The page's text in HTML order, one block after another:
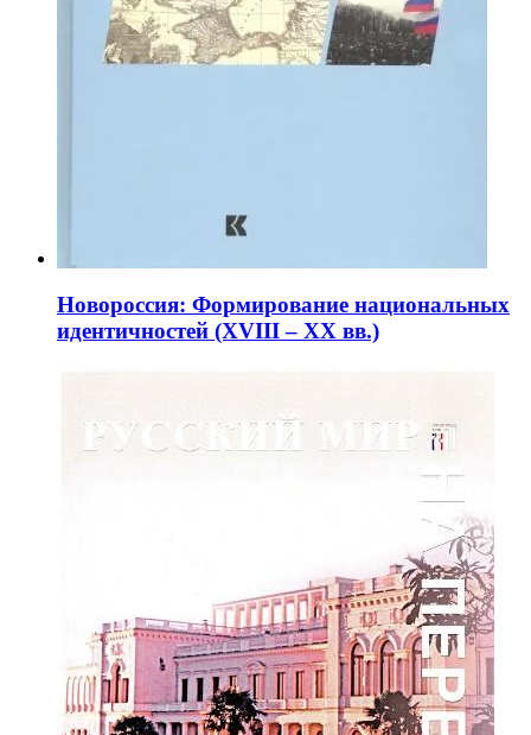
Новороссия: Формирование национальных
идентичностей (XVIII – XX вв.)